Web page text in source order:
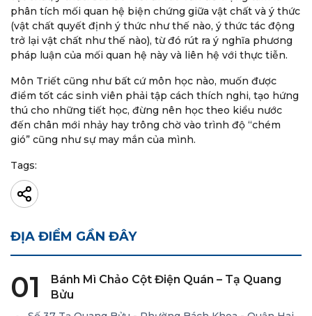
phân tích mối quan hệ biện chứng giữa vật chất và ý thức
(vật chất quyết định ý thức như thế nào, ý thức tác động
trở lại vật chất như thế nào), từ đó rút ra ý nghĩa phương
pháp luận của mối quan hệ này và liên hệ với thực tiễn.
Môn Triết cũng như bất cứ môn học nào, muốn được
điểm tốt các sinh viên phải tập cách thích nghi, tạo hứng
thú cho những tiết học, đừng nên học theo kiểu nước
đến chân mới nhảy hay trông chờ vào trình độ “chém
gió” cũng như sự may mắn của mình.
Tags:
ĐỊA ĐIỂM GẦN ĐÂY
01
Bánh Mì Chảo Cột Điện Quán – Tạ Quang
Bửu